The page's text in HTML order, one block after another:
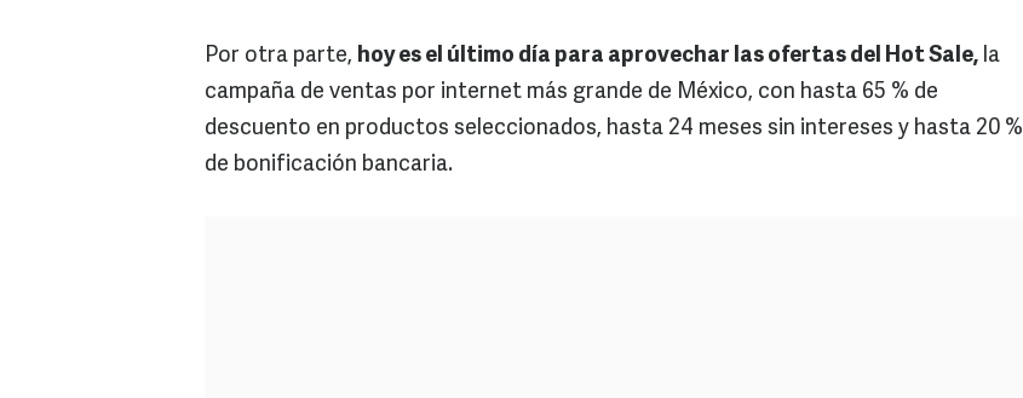
Por otra parte, hoy es el último día para aprovechar las ofertas del Hot Sale, la
campaña de ventas por internet más grande de México, con hasta 65 % de
descuento en productos seleccionados, hasta 24 meses sin intereses y hasta 20 %
de bonificación bancaria.